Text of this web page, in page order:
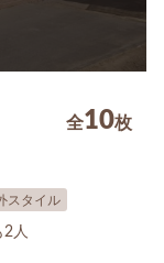
全10枚
スタイル
2人